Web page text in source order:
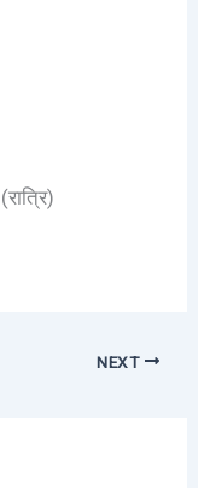
(रात्रि)
NEXT